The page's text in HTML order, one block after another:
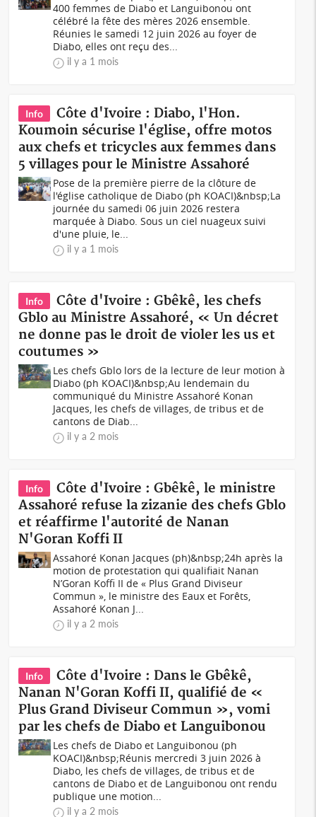
400 femmes de Diabo et Languibonou ont
célébré la fête des mères 2026 ensemble.
Réunies le samedi 12 juin 2026 au foyer de
Diabo, elles ont reçu des...
il y a 1 mois
Info
Côte d'Ivoire : Diabo, l'Hon.
Koumoin sécurise l'église, offre motos
aux chefs et tricycles aux femmes dans
5 villages pour le Ministre Assahoré
Pose de la première pierre de la clôture de
l'église catholique de Diabo (ph KOACI)&nbsp;La
journée du samedi 06 juin 2026 restera
marquée à Diabo. Sous un ciel nuageux suivi
d'une pluie, le...
il y a 1 mois
Info
Côte d'Ivoire : Gbêkê, les chefs
Gblo au Ministre Assahoré, « Un décret
ne donne pas le droit de violer les us et
coutumes »
Les chefs Gblo lors de la lecture de leur motion à
Diabo (ph KOACI)&nbsp;Au lendemain du
communiqué du Ministre Assahoré Konan
Jacques, les chefs de villages, de tribus et de
cantons de Diab...
il y a 2 mois
Info
Côte d'Ivoire : Gbêkê, le ministre
Assahoré refuse la zizanie des chefs Gblo
et réaffirme l'autorité de Nanan
N'Goran Koffi II
Assahoré Konan Jacques (ph)&nbsp;24h après la
motion de protestation qui qualifiait Nanan
N’Goran Koffi II de « Plus Grand Diviseur
Commun », le ministre des Eaux et Forêts,
Assahoré Konan J...
il y a 2 mois
Info
Côte d'Ivoire : Dans le Gbêkê,
Nanan N'Goran Koffi II, qualifié de «
Plus Grand Diviseur Commun », vomi
par les chefs de Diabo et Languibonou
Les chefs de Diabo et Languibonou (ph
KOACI)&nbsp;Réunis mercredi 3 juin 2026 à
Diabo, les chefs de villages, de tribus et de
cantons de Diabo et de Languibonou ont rendu
publique une motion...
il y a 2 mois